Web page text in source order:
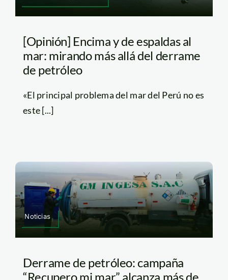
[Opinión] Encima y de espaldas al
mar: mirando más allá del derrame
de petróleo
«El principal problema del mar del Perú no es
este [...]
Noticias
Derrame de petróleo: campaña
“Recupero mi mar” alcanza más de